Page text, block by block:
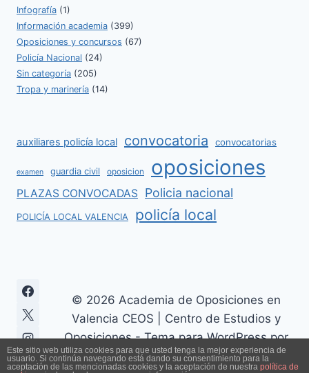
Infografía (1)
Información academia (399)
Oposiciones y concursos (67)
Policía Nacional (24)
Sin categoría (205)
Tropa y marinería (14)
auxiliares policía local convocatoria convocatorias
examen guardia civil oposicion oposiciones
PLAZAS CONVOCADAS Policia nacional
POLICÍA LOCAL VALENCIA policía local
© 2026 Academia de Oposiciones en
Valencia CEOS | Centro de Estudios y
Oposiciones - Tema para WordPress por
Kadence WP
Este sitio web utiliza cookies para que usted tenga la mejor experiencia de
usuario. Si continúa navegando está dando su consentimiento para la
aceptación de las mencionadas cookies y la aceptación de nuestra política de